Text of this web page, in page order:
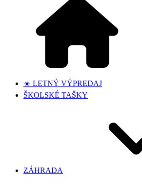
☀️ LETNÝ VÝPREDAJ
ŠKOLSKÉ TAŠKY
ZÁHRADA